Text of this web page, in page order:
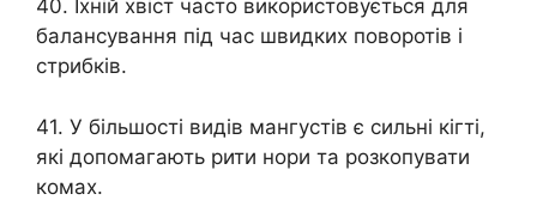
40. Їхній хвіст часто використовується для
балансування під час швидких поворотів і
стрибків.
41. У більшості видів мангустів є сильні кігті,
які допомагають рити нори та розкопувати
комах.